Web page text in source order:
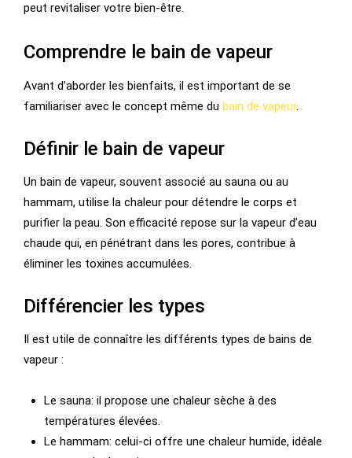
peut revitaliser votre bien-être.
Comprendre le bain de vapeur
Avant d’aborder les bienfaits, il est important de se
familiariser avec le concept même du bain de vapeur.
Définir le bain de vapeur
Un bain de vapeur, souvent associé au sauna ou au
hammam, utilise la chaleur pour détendre le corps et
purifier la peau. Son efficacité repose sur la vapeur d’eau
chaude qui, en pénétrant dans les pores, contribue à
éliminer les toxines accumulées.
Différencier les types
Il est utile de connaître les différents types de bains de
vapeur :
Le sauna: il propose une chaleur sèche à des
températures élevées.
Le hammam: celui-ci offre une chaleur humide, idéale